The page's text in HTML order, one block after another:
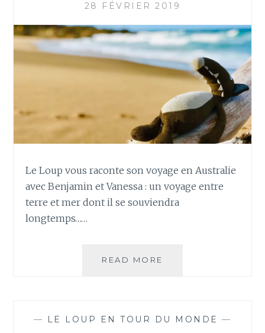
28 FÉVRIER 2019
Le Loup vous raconte son voyage en Australie
avec Benjamin et Vanessa : un voyage entre
terre et mer dont il se souviendra
longtemps……
READ MORE
— LE LOUP EN TOUR DU MONDE —